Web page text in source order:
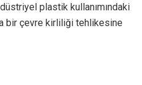
plastik kullanımındaki
bir çevre kirliliği tehlikesine